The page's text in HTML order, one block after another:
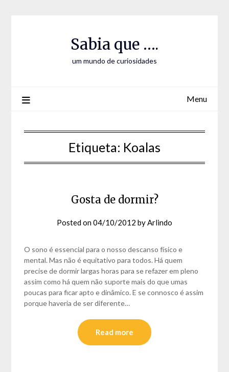
Sabia que ….
um mundo de curiosidades
Menu
Etiqueta: Koalas
Gosta de dormir?
Posted on04/10/2012 byArlindo
O sono é essencial para o nosso descanso físico e
mental. Mas não é equitativo para todos. Há quem
precise de dormir largas horas para se refazer em pleno
assim como há quem não suporte mais do que umas
poucas para ficar apto e dinâmico. E se connosco é assim
porque haveria de ser diferente…
Read more